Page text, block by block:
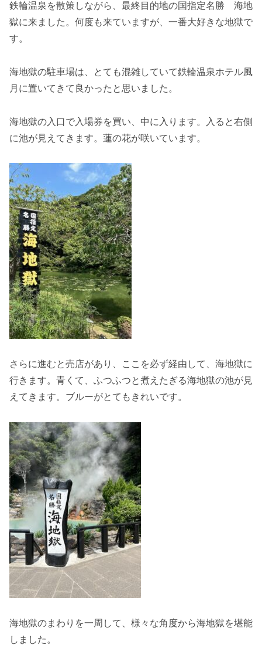
鉄輪温泉を散策しながら、最終目的地の国指定名勝 海地
獄に来ました。何度も来ていますが、一番大好きな地獄で
す。
海地獄の駐車場は、とても混雑していて鉄輪温泉ホテル風
月に置いてきて良かったと思いました。
海地獄の入口で入場券を買い、中に入ります。入ると右側
に池が見えてきます。蓮の花が咲いています。
さらに進むと売店があり、ここを必ず経由して、海地獄に
行きます。青くて、ふつふつと煮えたぎる海地獄の池が見
えてきます。ブルーがとてもきれいです。
海地獄のまわりを一周して、様々な角度から海地獄を堪能
しました。